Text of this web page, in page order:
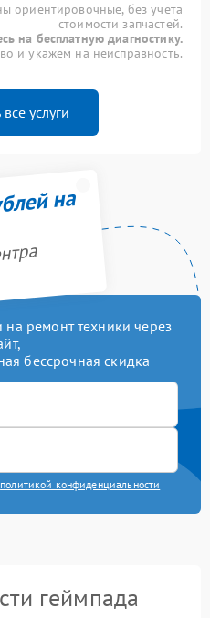
ориентировочные, без учета
стоимости запчастей.
на бесплатную диагностику.
и укажем на неисправность.
услуги
на
ремонт техники через
бессрочная скидка
политикой конфиденциальности
геймпада